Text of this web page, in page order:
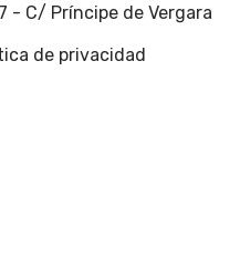
- C/ Príncipe de Vergara
de privacidad